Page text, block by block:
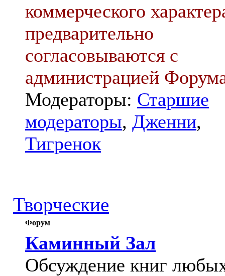
коммерческого
предварительно
согласовываются с
администрацией
Модераторы: Старшие
модераторы, Дженни,
Тигренок
Творческие
Форум
Каминный Зал
Обсуждение книг